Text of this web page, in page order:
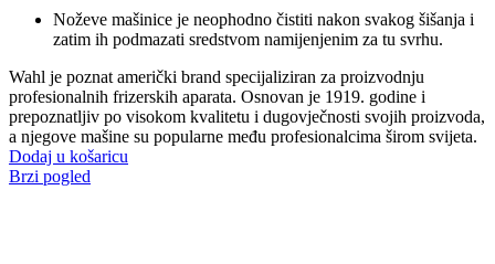
Noževe mašinice je neophodno čistiti nakon svakog šišanja i
zatim ih podmazati sredstvom namijenjenim za tu svrhu.
Wahl je poznat američki brand specijaliziran za proizvodnju
profesionalnih frizerskih aparata. Osnovan je 1919. godine i
prepoznatljiv po visokom kvalitetu i dugovječnosti svojih proizvoda,
a njegove mašine su popularne među profesionalcima širom svijeta.
Dodaj u košaricu
Brzi pogled